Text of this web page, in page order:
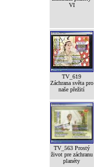
VI
TV_619
Záchrana světa pro
naše přežití
TV_563 Prostý
život pre záchranu
planéty